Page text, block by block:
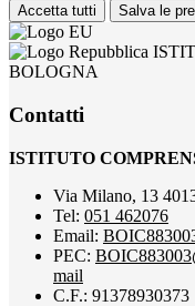
Accetta tutti Salva le
BOLOGNA
Contatti
ISTITUTO
Via Milano, 13
Tel: 051 462076
Email:
PEC:
mail
C.F.: 91378930373